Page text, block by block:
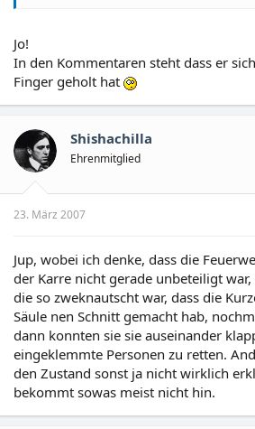
Jo!
In den Kommentaren steht dass er
Finger geholt hat
Shishachilla
Ehrenmitglied
23. März 2007
Jup, wobei ich denke, dass die
der Karre nicht gerade unbeteiligt
die so zweknautscht war, dass die
Säule nen Schnitt gemacht hab,
dann konnten sie sie auseinander
eingeklemmte Personen zu retten.
den Zustand sonst ja nicht wirklich
bekommt sowas meist nicht hin.